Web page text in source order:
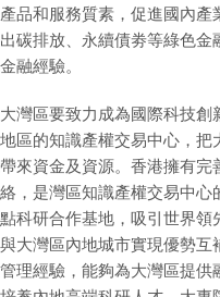
品和服務質素，促進國內
碳排放、永續債劵等綠色金
融經驗。
灣區要致力成為國際科技
區的知識產權交易中心，
來資金及資源。香港擁有
，是灣區知識產權交易中
科研合作基地，吸引世界
大灣區內地城市實現優勢
理經驗，能夠為大灣區提